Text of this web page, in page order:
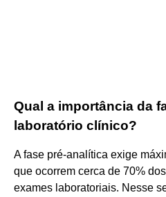
Qual a importância da
laboratório clínico?
A fase pré-analítica exige
que ocorrem cerca de 70%
exames laboratoriais. Nesse